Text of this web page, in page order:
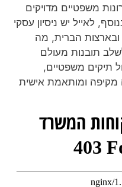
משפטיים מדויקים
לאייל יש ניסיון עסקי
הברית, מה
תובנות מעולם
תיקים משפטיים,
מקיפה ומותאמת אישית
המשרד